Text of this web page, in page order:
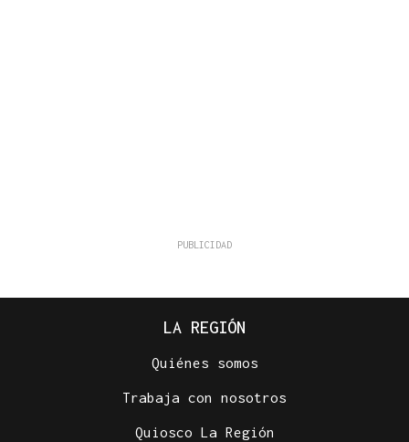
LA REGIÓN
Quiénes somos
Trabaja con nosotros
Quiosco La Región